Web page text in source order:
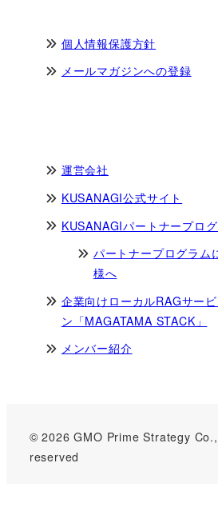
個人情報保護方針
メールマガジンへの登録
運営会社
KUSANAGI公式サイト
KUSANAGIパートナープロ
パートナープログラム
様へ
企業向けローカルRAGサー
ン「MAGATAMA STACK」
メンバー紹介
© 2026 GMO Prime Strategy
reserved